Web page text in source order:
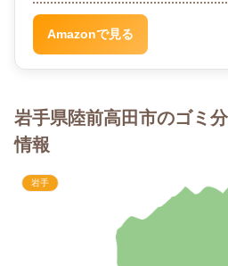
Amazonで見る
岩手県陸前高田市のゴミ
情報
岩手